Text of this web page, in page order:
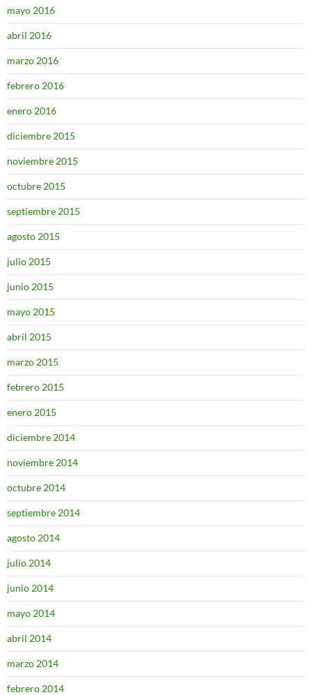
mayo 2016
abril 2016
marzo 2016
febrero 2016
enero 2016
diciembre 2015
noviembre 2015
octubre 2015
septiembre 2015
agosto 2015
julio 2015
junio 2015
mayo 2015
abril 2015
marzo 2015
febrero 2015
enero 2015
diciembre 2014
noviembre 2014
octubre 2014
septiembre 2014
agosto 2014
julio 2014
junio 2014
mayo 2014
abril 2014
marzo 2014
febrero 2014